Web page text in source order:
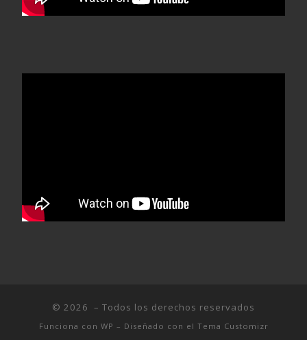
© 2026 – Todos los derechos reservados
Funciona con WP – Diseñado con el Tema Customizr